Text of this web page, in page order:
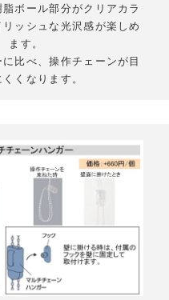
ボール部分がクリアカラ
ッシュな光沢感が楽しめ
ます。
比べ、操作チェーンが目
くなります。